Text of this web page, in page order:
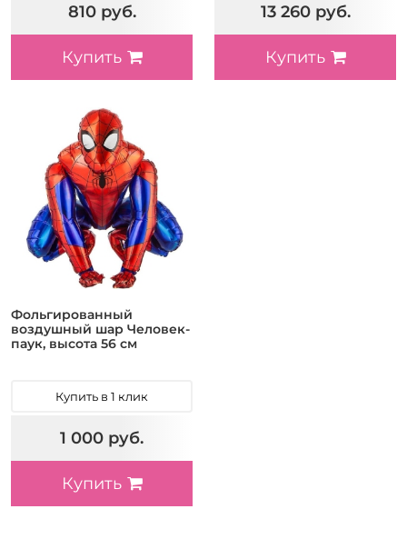
810 руб.
Купить
13 260 руб.
Купить
Фольгированный
воздушный шар Человек-
паук, высота 56 см
Купить в 1 клик
1 000 руб.
Купить